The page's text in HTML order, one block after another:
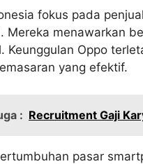
fokus pada
Mereka menawarkan
Keunggulan Oppo
yang efektif.
: Recruitment Gaji
pasar